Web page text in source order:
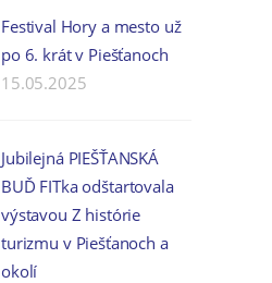
Festival Hory a mesto už
po 6. krát v Piešťanoch
15.05.2025
Jubilejná PIEŠŤANSKÁ
BUĎ FITka odštartovala
výstavou Z histórie
turizmu v Piešťanoch a
okolí